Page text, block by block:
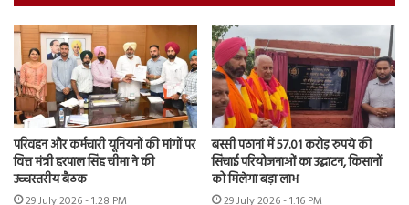
परिवहन और कर्मचारी यूनियनों की मांगों पर
वित्त मंत्री हरपाल सिंह चीमा ने की
उच्चस्तरीय बैठक
29 July 2026 - 1:28 PM
बस्सी पठानां में 57.01 करोड़ रुपये की
सिंचाई परियोजनाओं का उद्घाटन, किसानों
को मिलेगा बड़ा लाभ
29 July 2026 - 1:16 PM